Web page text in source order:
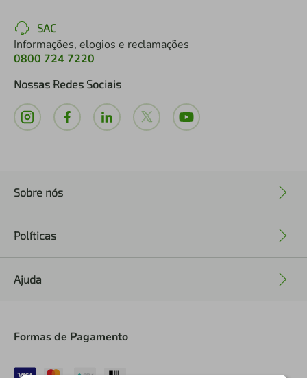
SAC
Informações, elogios e reclamações
0800 724 7220
Nossas Redes Sociais
Sobre nós
Políticas
Ajuda
Formas de Pagamento